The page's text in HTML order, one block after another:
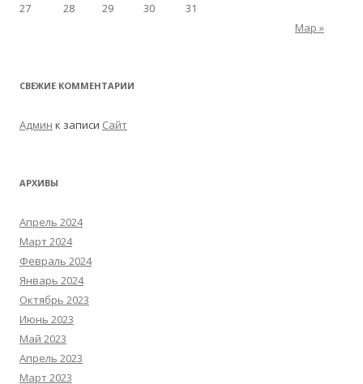
Мар »
27
28 29 30 31
СВЕЖИЕ КОММЕНТАРИИ
Админ к записи Сайт
АРХИВЫ
Апрель 2024
Март 2024
Февраль 2024
Январь 2024
Октябрь 2023
Июнь 2023
Май 2023
Апрель 2023
Март 2023